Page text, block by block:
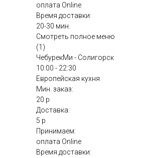
оплата Online
Время доставки:
20-30 мин.
Смотреть полное меню
(1)
ЧебурекМи - Солигорск
10:00 - 22:30
Европейская кухня
Мин. заказ:
20 р
Доставка:
5 р
Принимаем:
оплата Online
Время доставки: